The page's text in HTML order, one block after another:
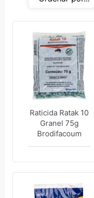
Raticida Ratak 10
Granel 75g
Brodifacoum